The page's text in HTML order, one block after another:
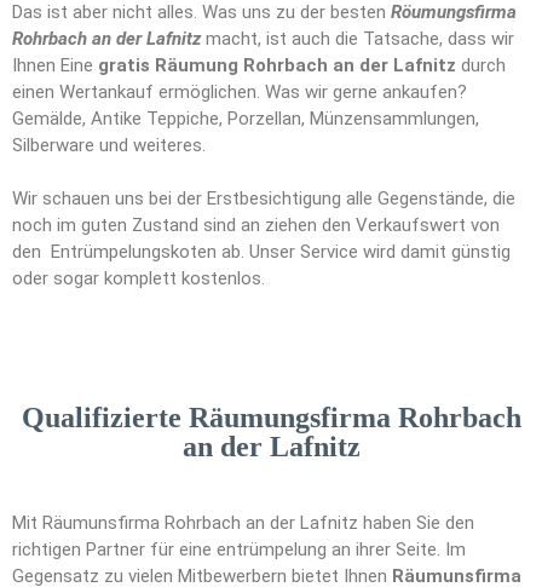
Das ist aber nicht alles. Was uns zu der besten Röumungsfirma
Rohrbach an der Lafnitz macht, ist auch die Tatsache, dass wir
Ihnen Eine gratis Räumung Rohrbach an der Lafnitz durch
einen Wertankauf ermöglichen. Was wir gerne ankaufen?
Gemälde, Antike Teppiche, Porzellan, Münzensammlungen,
Silberware und weiteres.
Wir schauen uns bei der Erstbesichtigung alle Gegenstände, die
noch im guten Zustand sind an ziehen den Verkaufswert von
den Entrümpelungskoten ab. Unser Service wird damit günstig
oder sogar komplett kostenlos.
Qualifizierte Räumungsfirma Rohrbach
an der Lafnitz
Mit Räumunsfirma Rohrbach an der Lafnitz haben Sie den
richtigen Partner für eine entrümpelung an ihrer Seite. Im
Gegensatz zu vielen Mitbewerbern bietet Ihnen Räumunsfirma